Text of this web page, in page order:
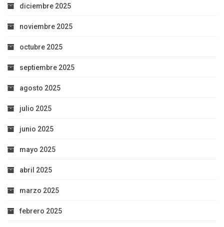
diciembre 2025
noviembre 2025
octubre 2025
septiembre 2025
agosto 2025
julio 2025
junio 2025
mayo 2025
abril 2025
marzo 2025
febrero 2025